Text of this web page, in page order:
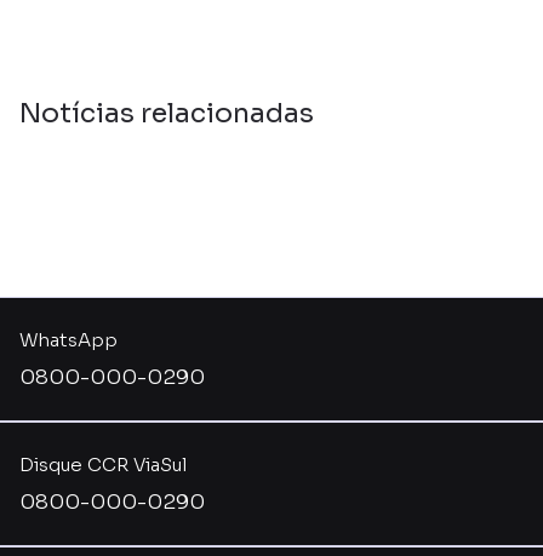
Notícias relacionadas
Disque CCR ViaSul
0800-000-0290
WhatsApp
0800-000-0290